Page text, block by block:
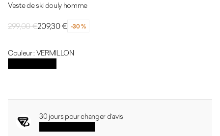
Veste de ski douly homme
Prix habituel
299,00 €
Prix soldé209,30 €
Réduction -30 %
Couleur : VERMILLON
30 jours pour changer d’avis